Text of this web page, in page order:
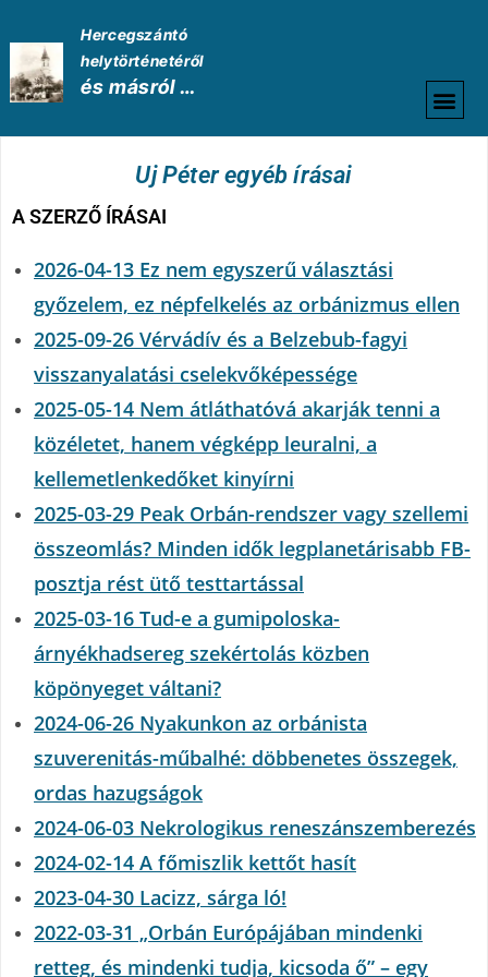
Hercegszántó
helytörténetéről
és másról …
Uj Péter egyéb írásai
A SZERZŐ ÍRÁSAI
2026-04-13 Ez nem egyszerű választási
győzelem, ez népfelkelés az orbánizmus ellen
2025-09-26 Vérvádív és a Belzebub-fagyi
visszanyalatási cselekvőképessége
2025-05-14 Nem átláthatóvá akarják tenni a
közéletet, hanem végképp leuralni, a
kellemetlenkedőket kinyírni
2025-03-29 Peak Orbán-rendszer vagy szellemi
összeomlás? Minden idők legplanetárisabb FB-
posztja rést ütő testtartással
2025-03-16 Tud-e a gumipoloska-
árnyékhadsereg szekértolás közben
köpönyeget váltani?
2024-06-26 Nyakunkon az orbánista
szuverenitás-műbalhé: döbbenetes összegek,
ordas hazugságok
2024-06-03 Nekrologikus reneszánszemberezés
2024-02-14 A főmiszlik kettőt hasít
2023-04-30 Lacizz, sárga ló!
2022-03-31 „Orbán Európájában mindenki
retteg, és mindenki tudja, kicsoda ő” – egy